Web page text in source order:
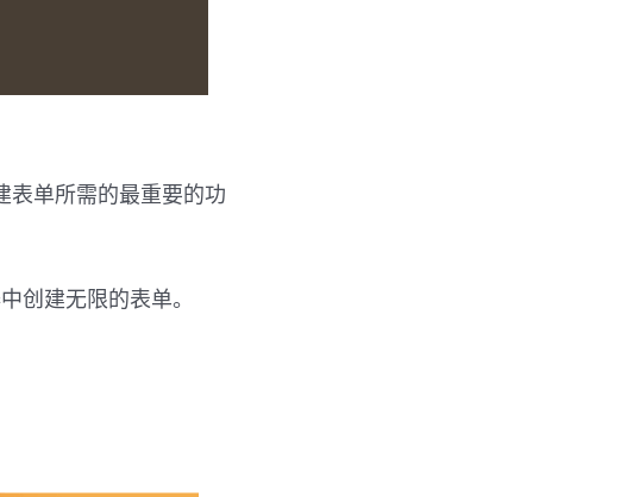
表单所需的最重要的功
创建无限的表单。